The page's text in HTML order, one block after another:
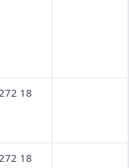
18
18